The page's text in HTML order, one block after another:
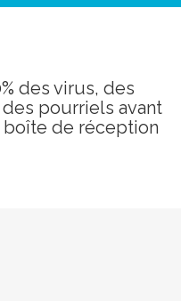
des virus, des
pourriels avant
de réception